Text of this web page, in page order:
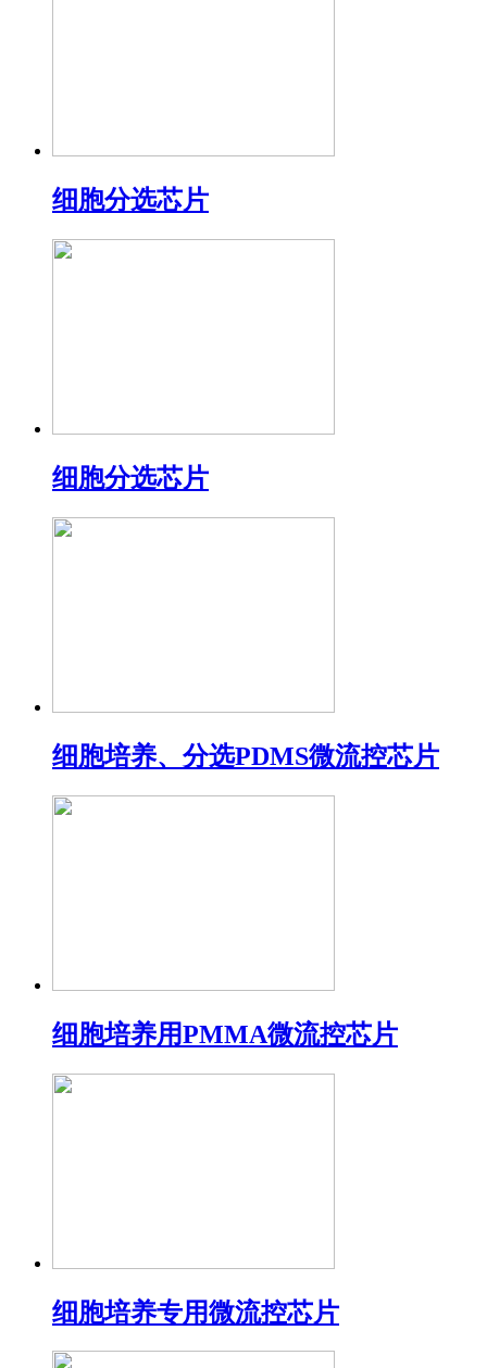
细胞分选芯片
细胞分选芯片
细胞培养、分选PDMS微流控芯片
细胞培养用PMMA微流控芯片
细胞培养专用微流控芯片